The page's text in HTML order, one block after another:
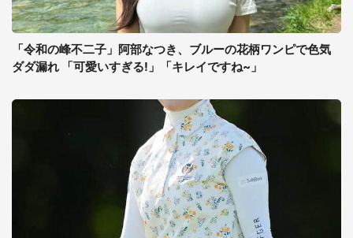
「令和の峰不二子」阿部なつき、ブルーの花柄ワンピで色気
ダダ漏れ 「可愛いすぎる!」「キレイですね~」